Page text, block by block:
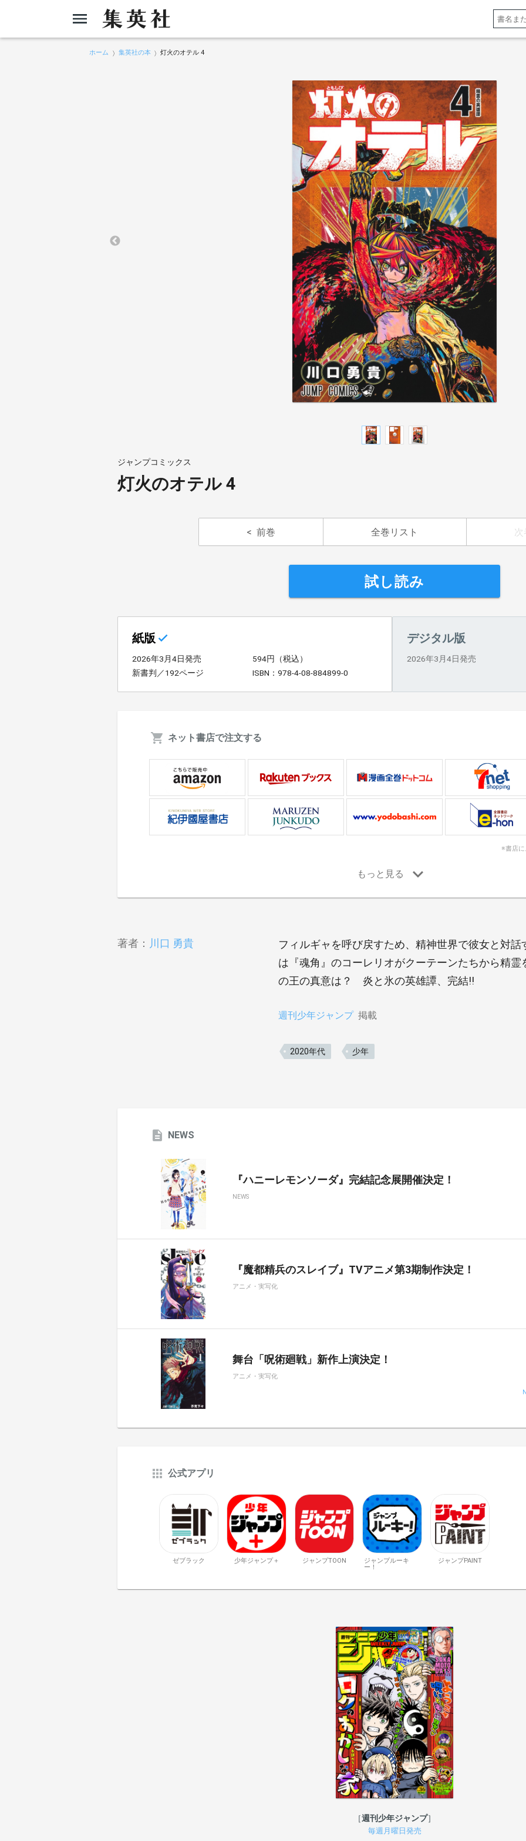
ホーム 集英社の本 灯火のオテル 4
ジャンプコミックス
灯火のオテル 4
前巻 全巻リスト 次
試し読み
紙版
2026年3月4日発売
594円（税込）
新書判／192ページ
ISBN：978-4-08-884899-0
デジタル版
2026年3月4日発売
ネット書店で注文する
※書店に
著者： 川口 勇貴
フィルギャを呼び戻すため、精神世界で彼女と対
は『魂角』のコーレリオがクーテーンたちから精
の王の真意は？ 炎と氷の英雄譚、完結!!
週刊少年ジャンプ 掲載
2020年代 少年
NEWS
『ハニーレモンソーダ』完結記念展開催決定！
NEWS
『魔都精兵のスレイブ』TVアニメ第3期制作決定！
アニメ・実写化
舞台「呪術廻戦」新作上演決定！
アニメ・実写化
公式アプリ
ゼブラック 少年ジャンプ＋ ジャンプTOON
ジャンプルーキ
ー！
ジャンプPAINT
週刊少年ジャンプ
毎週月曜日発売